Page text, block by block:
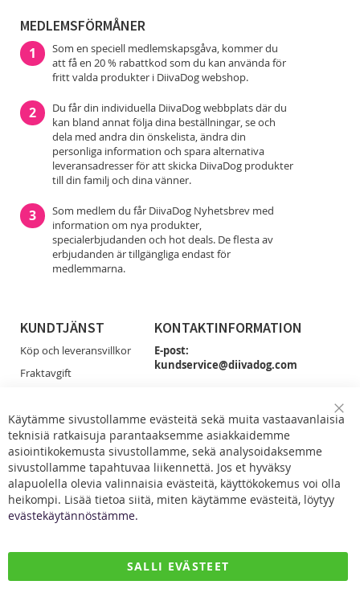
MEDLEMSFÖRMÅNER
1
Som en speciell medlemskapsgåva, kommer du
att få en 20 % rabattkod som du kan använda för
fritt valda produkter i DiivaDog webshop.
2
Du får din individuella DiivaDog webbplats där du
kan bland annat följa dina beställningar, se och
dela med andra din önskelista, ändra din
personliga information och spara alternativa
leveransadresser för att skicka DiivaDog produkter
till din familj och dina vänner.
3
Som medlem du får DiivaDog Nyhetsbrev med
information om nya produkter,
specialerbjudanden och hot deals. De flesta av
erbjudanden är tillgängliga endast för
medlemmarna.
KUNDTJÄNST
Köp och leveransvillkor
Fraktavgift
Dataskydd
Kontakta oss
KONTAKTINFORMATION
E-post:
kundservice@diivadog.com
Facebook
DiivaDog & Co.
Kirjurintie 16
Käytämme sivustollamme evästeitä sekä muita vastaavanlaisia
teknisiä ratkaisuja parantaaksemme asiakkaidemme
asiointikokemusta sivustollamme, sekä analysoidaksemme
sivustollamme tapahtuvaa liikennettä. Jos et hyväksy
alapuolella olevia valinnaisia evästeitä, käyttökokemus voi olla
heikompi. Lisää tietoa siitä, miten käytämme evästeitä, löytyy
evästekäytännöstämme.
SALLI EVÄSTEET